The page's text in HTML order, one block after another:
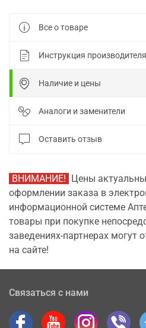
Все о товаре
Инструкция производителя
Наличие и цены
Аналоги и заменители
Оставить отзыв
ВНИМАНИЕ! Цены
оформлении заказа в
информационной системе
товары при покупке
заведениях-партнерах могут
на сайте!
Связаться с нами